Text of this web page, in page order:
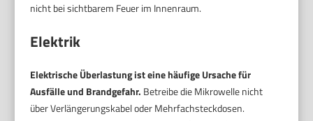
nicht bei sichtbarem Feuer im Innenraum.
Elektrik
Elektrische Überlastung ist eine häufige Ursache für
Ausfälle und Brandgefahr. Betreibe die Mikrowelle nicht
über Verlängerungskabel oder Mehrfachsteckdosen.